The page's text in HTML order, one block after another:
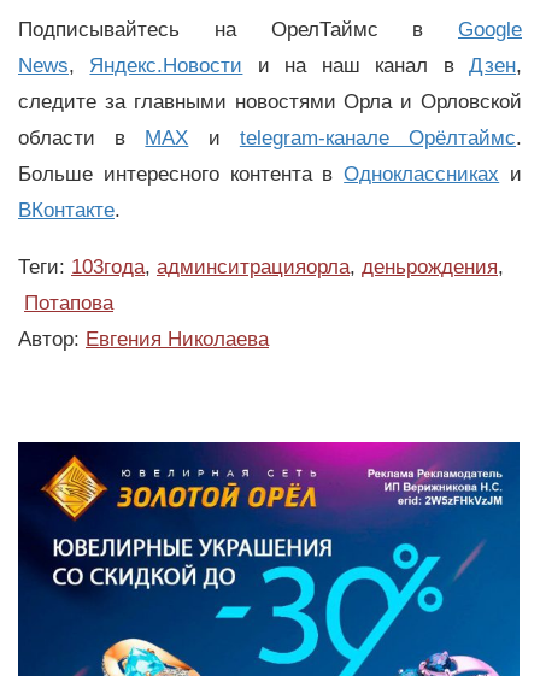
Подписывайтесь на ОрелТаймс в Google
News, Яндекс.Новости и на наш канал вДзен,
следите за главными новостями Орла и Орловской
области в MAX и telegram-канале Орёлтаймс.
Больше интересного контента вОдноклассниках и
ВКонтакте.
Теги: 103года, админситрацияорла, деньрождения,
Потапова
Автор: Евгения Николаева